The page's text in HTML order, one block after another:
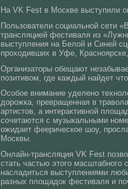
На VK Fest в Москве выступили
Пользователи социальной сети
трансляцией фестиваля из
выступления на Белой и Синей
проходивших в Уфе,
Организаторы обещают
позитивом, где каждый найдет
Особое внимание уделено
дорожка, превращенная в
артистов, а интерактивной
сочетаются с музыкальными
ожидает феерическое шоу,
Москвы.
Онлайн-трансляция VK Fest
стать частью этого
насладиться выступлениями
разных площадок фестиваля и